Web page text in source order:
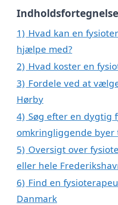
Indholdsfortegnelse
1) Hvad kan en
hjælpe med?
2) Hvad koster en
3) Fordele ved at
Hørby
4) Søg efter en dygtig
omkringliggende byer
5) Oversigt over
eller hele
6) Find en
Danmark